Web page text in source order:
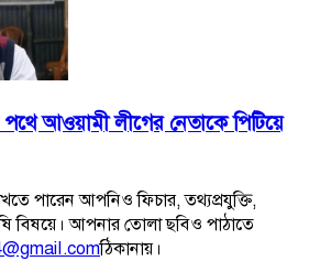
পথে আওয়ামী লীগের নেতাকে পিটিয়ে
পারেন আপনিও ফিচার, তথ্যপ্রযুক্তি,
বিষয়ে। আপনার তোলা ছবিও পাঠাতে
ঠিকানায়।